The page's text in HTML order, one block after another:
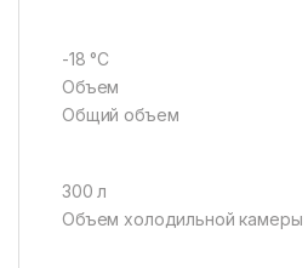
-18 °C
Объем
Общий объем
300 л
Объем холодильной камеры